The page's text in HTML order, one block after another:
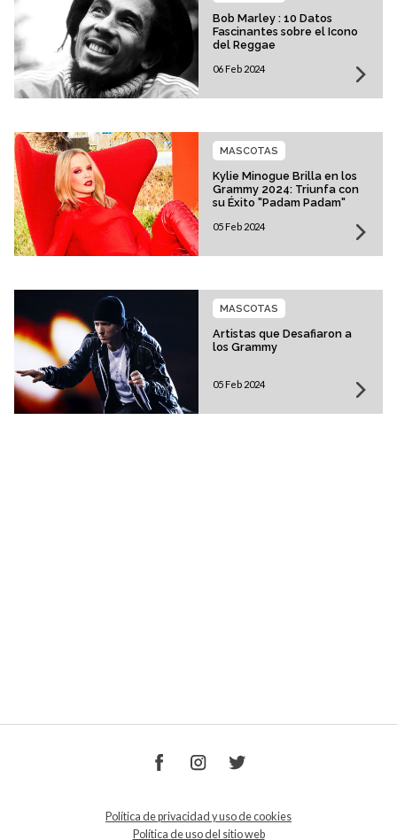
Bob Marley : 10 Datos
Fascinantes sobre el Icono
del Reggae
06 Feb 2024
Kylie Minogue Brilla en los
Grammy 2024: Triunfa con
su Éxito "Padam Padam"
MASCOTAS
05 Feb 2024
Artistas que Desafiaron a
los Grammy
MASCOTAS
05 Feb 2024
Política de privacidad y uso de cookies
Política de uso del sitio web